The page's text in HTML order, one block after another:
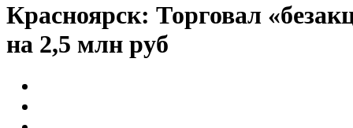
Красноярск: Торговал
на 2,5 млн руб